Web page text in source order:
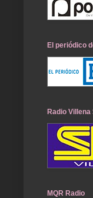
El periódico
Radio Villena
MQR Radio